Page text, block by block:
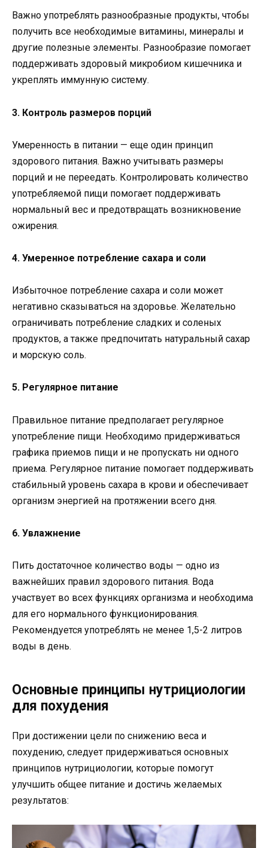
Важно употреблять разнообразные продукты, чтобы
получить все необходимые витамины, минералы и
другие полезные элементы. Разнообразие помогает
поддерживать здоровый микробиом кишечника и
укреплять иммунную систему.
3. Контроль размеров порций
Умеренность в питании — еще один принцип
здорового питания. Важно учитывать размеры
порций и не переедать. Контролировать количество
употребляемой пищи помогает поддерживать
нормальный вес и предотвращать возникновение
ожирения.
4. Умеренное потребление сахара и соли
Избыточное потребление сахара и соли может
негативно сказываться на здоровье. Желательно
ограничивать потребление сладких и соленых
продуктов, а также предпочитать натуральный сахар
и морскую соль.
5. Регулярное питание
Правильное питание предполагает регулярное
употребление пищи. Необходимо придерживаться
графика приемов пищи и не пропускать ни одного
приема. Регулярное питание помогает поддерживать
стабильный уровень сахара в крови и обеспечивает
организм энергией на протяжении всего дня.
6. Увлажнение
Пить достаточное количество воды — одно из
важнейших правил здорового питания. Вода
участвует во всех функциях организма и необходима
для его нормального функционирования.
Рекомендуется употреблять не менее 1,5-2 литров
воды в день.
Основные принципы нутрициологии
для похудения
При достижении цели по снижению веса и
похудению, следует придерживаться основных
принципов нутрициологии, которые помогут
улучшить общее питание и достичь желаемых
результатов: